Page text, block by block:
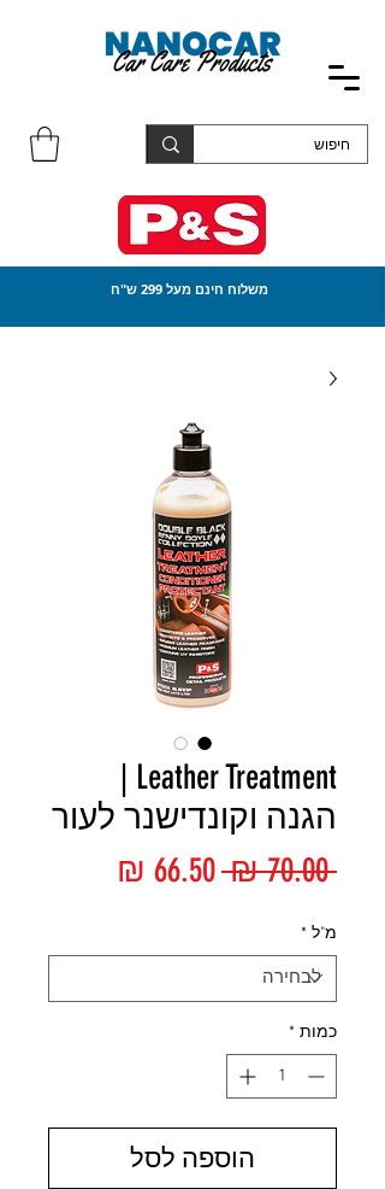
משלוח חינם מעל 299 ש"ח
Leather Treatment |
הגנה וקונדישנר לעור
‏70.00 ‏₪
מחיר
מ"ל *
כמות *
הוספה לסל